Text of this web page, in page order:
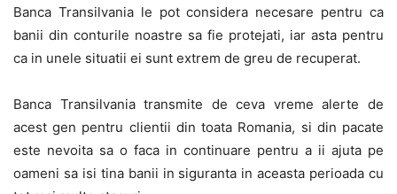
Banca Transilvania le pot considera necesare pentru ca
banii din conturile noastre sa fie protejati, iar asta pentru
ca in unele situatii ei sunt extrem de greu de recuperat.
Banca Transilvania transmite de ceva vreme alerte de
acest gen pentru clientii din toata Romania, si din pacate
este nevoita sa o faca in continuare pentru a ii ajuta pe
oameni sa isi tina banii in siguranta in aceasta perioada cu